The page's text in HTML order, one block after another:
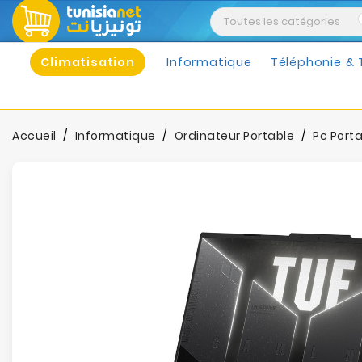
Climatisation Informatique Téléphonie &
Accueil Informatique Ordinateur Portable Pc